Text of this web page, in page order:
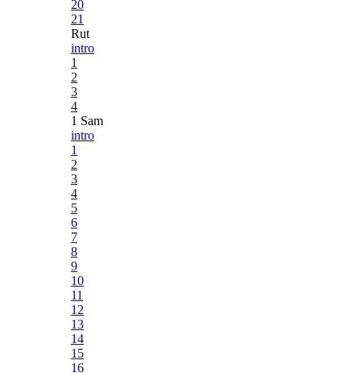
20
21
Rut
intro
1
2
3
4
1 Sam
intro
1
2
3
4
5
6
7
8
9
10
11
12
13
14
15
16